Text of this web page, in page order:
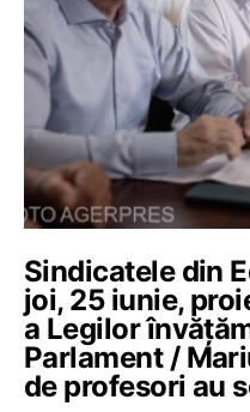
Sindicatele din
joi, 25 iunie,
a Legilor
Parlament /
de profesori au